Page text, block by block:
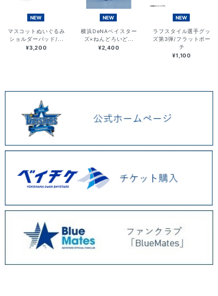
NEW
マスコットぬいぐるみ
ショルダーパッド/...
¥3,200
NEW
横浜DeNAベイスター
ズ×ねんどろいど...
¥2,400
NEW
ラフスタイル選手グッ
ズ第3弾/フラットポー
チ
¥1,100